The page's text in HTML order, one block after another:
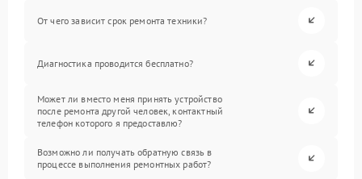
От чего зависит срок ремонта техники?
Диагностика проводится бесплатно?
Может ли вместо меня принять устройство
после ремонта другой человек, контактный
телефон которого я предоставлю?
Возможно ли получать обратную связь в
процессе выполнения ремонтных работ?